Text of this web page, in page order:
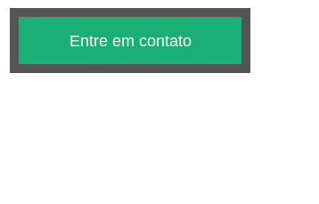
Entre em contato